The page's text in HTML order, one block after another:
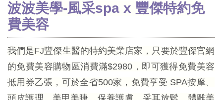
波波美學-風采spa x 豐傑特約免
費美容
我們是FJ豐傑生醫的特約美業店家，只要於豐傑官網
的免費美容購物區消費滿$2980，即可獲得免費美容
抵用券乙張，可於全省500家，免費享受 SPA按摩、